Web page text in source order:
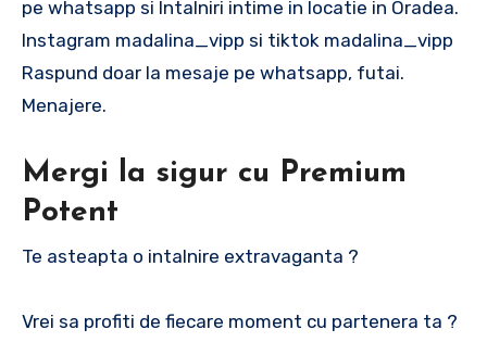
pe whatsapp si Intalniri intime in locatie in Oradea.
Instagram madalina_vipp si tiktok madalina_vipp
Raspund doar la mesaje pe whatsapp, futai.
Menajere.
Mergi la sigur cu Premium
Potent
Te asteapta o intalnire extravaganta ?
Vrei sa profiti de fiecare moment cu partenera ta ?